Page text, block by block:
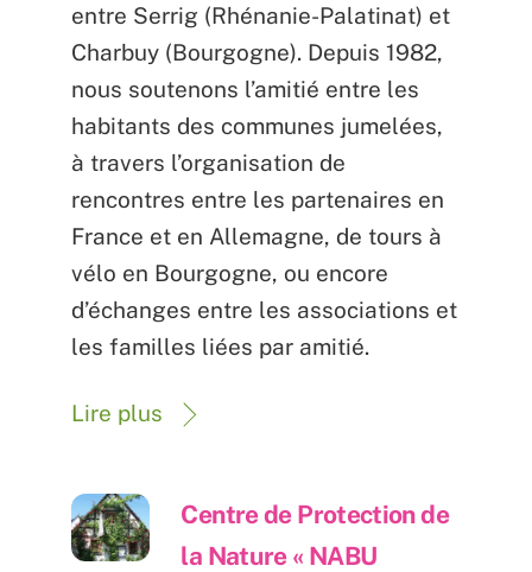
entre Serrig (Rhénanie-Palatinat) et
Charbuy (Bourgogne). Depuis 1982,
nous soutenons l’amitié entre les
habitants des communes jumelées,
à travers l’organisation de
rencontres entre les partenaires en
France et en Allemagne, de tours à
vélo en Bourgogne, ou encore
d’échanges entre les associations et
les familles liées par amitié.
Lire plus
Centre de Protection de
la Nature « NABU